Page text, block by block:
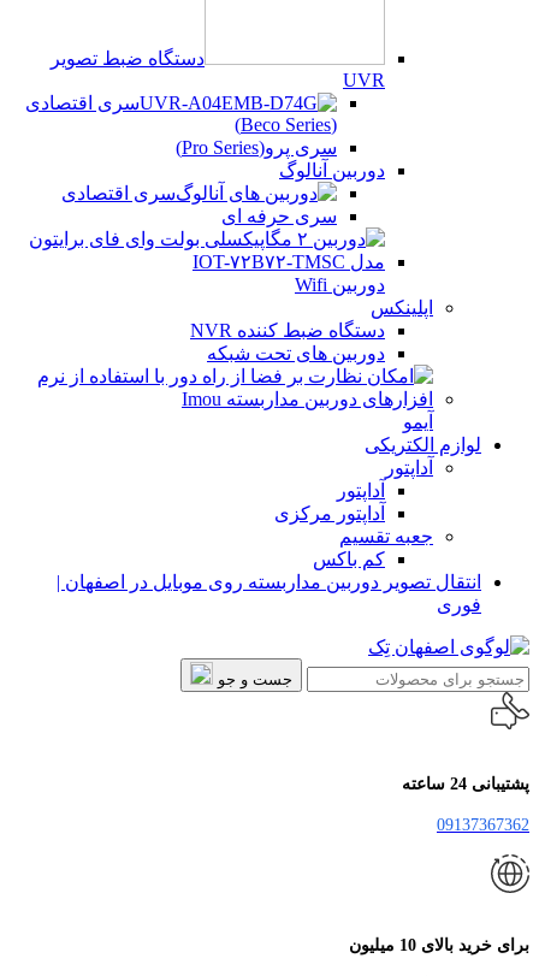
دستگاه ضبط تصویر
UVR
سری اقتصادی
(Beco Series)
سری پرو(Pro Series)
دوربین آنالوگ
سری اقتصادی
سری حرفه ای
دوربین Wifi
اپلینکس
دستگاه ضبط کننده NVR
دوربین های تحت شبکه
آیمو
لوازم الکتریکی
آداپتور
آداپتور
آداپتور مرکزی
جعبه تقسیم
کم باکس
انتقال تصویر دوربین مداربسته روی موبایل در اصفهان |
فوری
جست و جو
پشتیبانی 24 ساعته
09137367362
برای خرید بالای 10 میلیون